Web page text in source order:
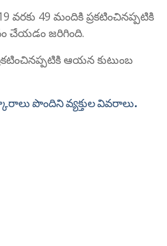
వరకు 49 మందికి ప్రకటించినప్పటికి
చేయడం జరిగింది.
ఆయన కుటుంబ
పొందిని వ్యక్తుల వివరాలు.